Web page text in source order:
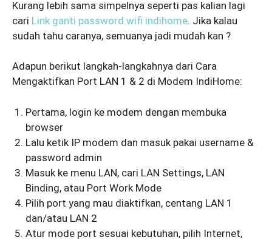
Kurang lebih sama simpelnya seperti pas kalian lagi
cari Link ganti password wifi indihome. Jika kalau
sudah tahu caranya, semuanya jadi mudah kan ?
Adapun berikut langkah-langkahnya dari Cara
Mengaktifkan Port LAN 1 & 2 di Modem IndiHome:
Pertama, login ke modem dengan membuka
browser
Lalu ketik IP modem dan masuk pakai username &
password admin
Masuk ke menu LAN, cari LAN Settings, LAN
Binding, atau Port Work Mode
Pilih port yang mau diaktifkan, centang LAN 1
dan/atau LAN 2
Atur mode port sesuai kebutuhan, pilih Internet,